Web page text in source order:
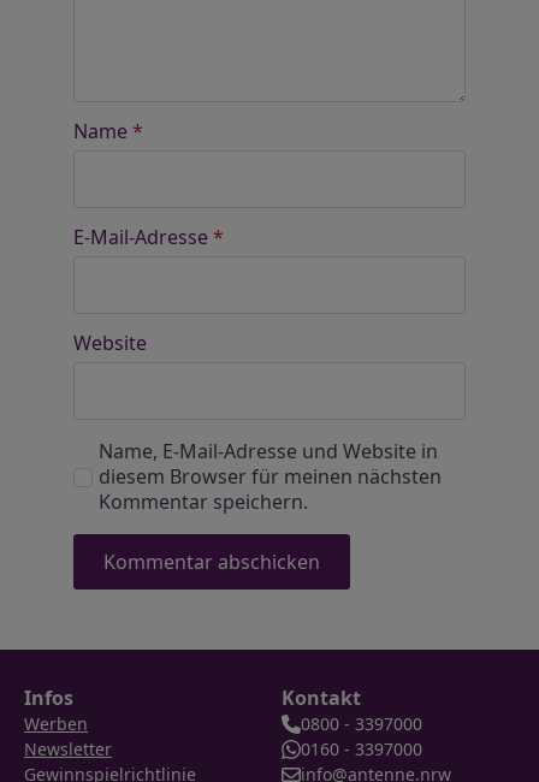
Name *
E-Mail-Adresse *
Website
Name, E-Mail-Adresse und Website in
diesem Browser für meinen nächsten
Kommentar speichern.
Infos
Werben
Newsletter
Gewinnspielrichtlinie
Kontakt
0800 - 3397000
0160 - 3397000
info@antenne.nrw